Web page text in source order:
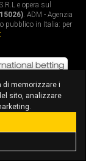
e opera sul
. ADM - Agenzia
pubblico in Italia: per
l'app
di memorizzare i
sito, analizzare